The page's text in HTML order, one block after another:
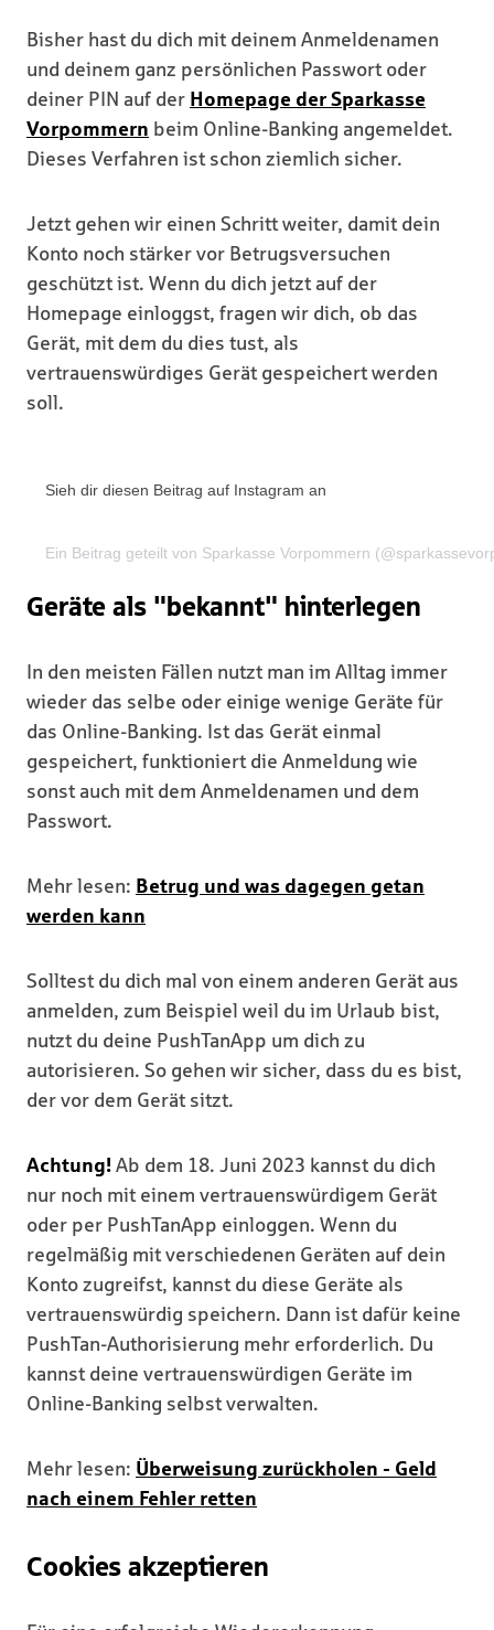
Bisher hast du dich mit deinem Anmeldenamen
und deinem ganz persönlichen Passwort oder
deiner PIN auf der Homepage der Sparkasse
Vorpommern beim Online-Banking angemeldet.
Dieses Verfahren ist schon ziemlich sicher.
Jetzt gehen wir einen Schritt weiter, damit dein
Konto noch stärker vor Betrugsversuchen
geschützt ist. Wenn du dich jetzt auf der
Homepage einloggst, fragen wir dich, ob das
Gerät, mit dem du dies tust, als
vertrauenswürdiges Gerät gespeichert werden
soll.
Sieh dir diesen Beitrag auf Instagram an
Ein Beitrag geteilt von Sparkasse Vorpommern
Geräte als "bekannt" hinterlegen
In den meisten Fällen nutzt man im Alltag immer
wieder das selbe oder einige wenige Geräte für
das Online-Banking. Ist das Gerät einmal
gespeichert, funktioniert die Anmeldung wie
sonst auch mit dem Anmeldenamen und dem
Passwort.
Mehr lesen: Betrug und was dagegen getan
werden kann
Solltest du dich mal von einem anderen Gerät aus
anmelden, zum Beispiel weil du im Urlaub bist,
nutzt du deine PushTanApp um dich zu
autorisieren. So gehen wir sicher, dass du es bist,
der vor dem Gerät sitzt.
Achtung! Ab dem 18. Juni 2023 kannst du dich
nur noch mit einem vertrauenswürdigem Gerät
oder per PushTanApp einloggen. Wenn du
regelmäßig mit verschiedenen Geräten auf dein
Konto zugreifst, kannst du diese Geräte als
vertrauenswürdig speichern. Dann ist dafür keine
PushTan-Authorisierung mehr erforderlich. Du
kannst deine vertrauenswürdigen Geräte im
Online-Banking selbst verwalten.
Mehr lesen: Überweisung zurückholen - Geld
nach einem Fehler retten
Cookies akzeptieren